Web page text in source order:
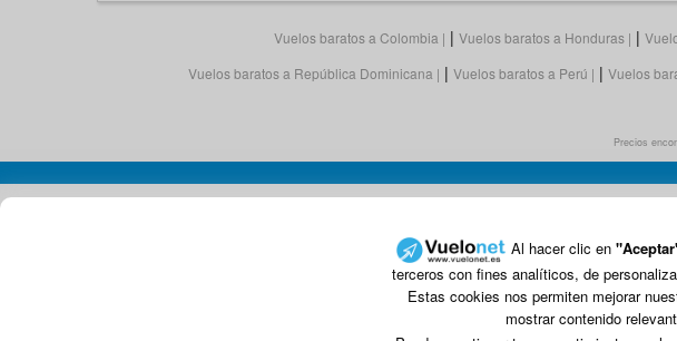
Vuelos baratos a Colombia | Vuelos baratos a Honduras |
Vuelos baratos a República Dominicana | Vuelos baratos a Perú | Vuelos
Precios
Al hacer clic en
terceros con fines analíticos, de
Estas cookies nos permiten mejorar
mostrar contenido